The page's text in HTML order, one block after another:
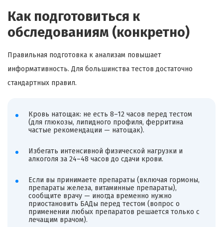
Как подготовиться к
обследованиям (конкретно)
Правильная подготовка к анализам повышает
информативность. Для большинства тестов достаточно
стандартных правил.
Кровь натощак: не есть 8–12 часов перед тестом
(для глюкозы, липидного профиля, ферритина
частые рекомендации — натощак).
Избегать интенсивной физической нагрузки и
алкоголя за 24–48 часов до сдачи крови.
Если вы принимаете препараты (включая гормоны,
препараты железа, витаминные препараты),
сообщите врачу — иногда временно нужно
приостановить БАДы перед тестом (вопрос о
применении любых препаратов решается только с
лечащим врачом).